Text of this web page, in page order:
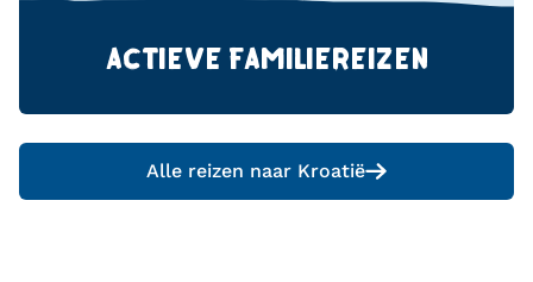
ACTIEVE FAMILIEREIZEN
Alle reizen naar Kroatië